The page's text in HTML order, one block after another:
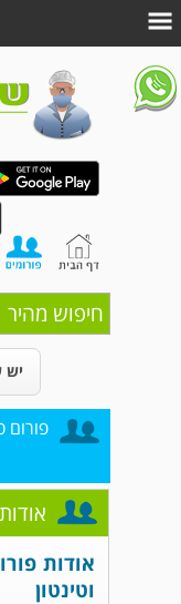
חיפוש מהיר
יש
פורום
אודות
וטינטון